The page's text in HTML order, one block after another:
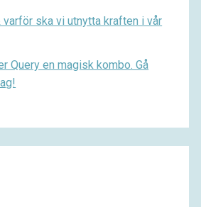
varför ska vi utnytta kraften i vår
Query en magisk kombo. Gå